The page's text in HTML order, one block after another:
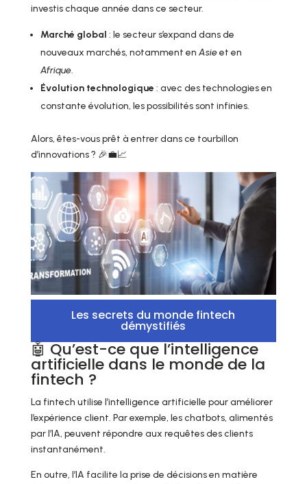
investis chaque année dans ce secteur.
Marché global : le secteur s’expand dans de
nouveaux marchés, notamment en Asieet en
Afrique.
Évolution technologique : avec des technologies en
constante évolution, les possibilités sont infinies.
Alors, êtes-vous prêt à entrer dans ce tourbillon
d’innovations ? 🎉💼📈
Les secrets du monde fintech
démystifiés
🤖 Qu’est-ce que l’intelligence
artificielle dans le monde de la
fintech ?
La fintech utilise l’intelligence artificielle pour améliorer
l’expérience client. Par exemple, les chatbots, alimentés
par l’IA, peuvent répondre aux requêtes des clients
instantanément.
En outre, l’IA facilite la prise de décisions en matière